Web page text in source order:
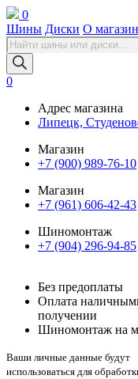
0
Шины Диски О
Поиск
товаров
0
Адрес магазина
Липецк,
Магазин
+7 (900) 989-76-10
Магазин
+7 (961) 606-42-43
Шиномонтаж
+7 (904) 296-94-85
Без предоплаты
Оплата
получении
Шиномонтаж на
Ваши личные данные будут
использоваться для